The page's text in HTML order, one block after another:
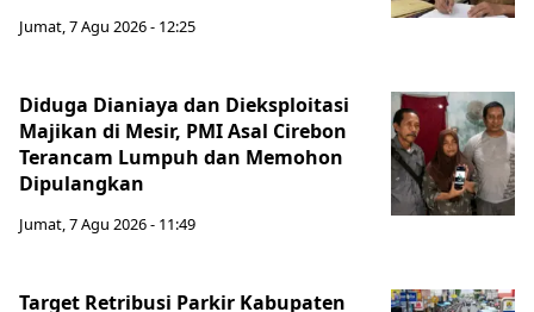
Jumat, 7 Agu 2026 - 12:25
Diduga Dianiaya dan Dieksploitasi
Majikan di Mesir, PMI Asal Cirebon
Terancam Lumpuh dan Memohon
Dipulangkan
Jumat, 7 Agu 2026 - 11:49
Target Retribusi Parkir Kabupaten